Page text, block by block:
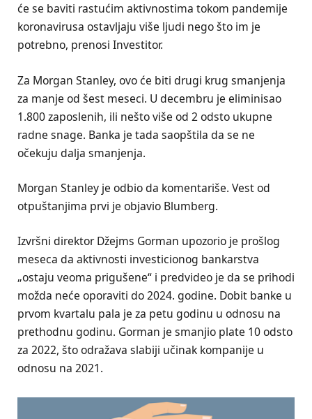
će se baviti rastućim aktivnostima tokom pandemije
koronavirusa ostavljaju više ljudi nego što im je
potrebno, prenosi Investitor.
Za Morgan Stanley, ovo će biti drugi krug smanjenja
za manje od šest meseci. U decembru je eliminisao
1.800 zaposlenih, ili nešto više od 2 odsto ukupne
radne snage. Banka je tada saopštila da se ne
očekuju dalja smanjenja.
Morgan Stanley je odbio da komentariše. Vest od
otpuštanjima prvi je objavio Blumberg.
Izvršni direktor Džejms Gorman upozorio je prošlog
meseca da aktivnosti investicionog bankarstva
„ostaju veoma prigušene“ i predvideo je da se prihodi
možda neće oporaviti do 2024. godine. Dobit banke u
prvom kvartalu pala je za petu godinu u odnosu na
prethodnu godinu. Gorman je smanjio plate 10 odsto
za 2022, što odražava slabiji učinak kompanije u
odnosu na 2021.